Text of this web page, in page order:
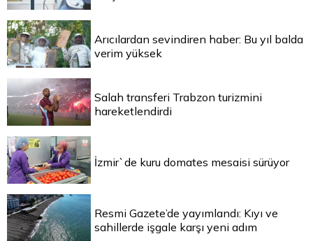
Arıcılardan sevindiren haber: Bu yıl balda
verim yüksek
Salah transferi Trabzon turizmini
hareketlendirdi
İzmir`de kuru domates mesaisi sürüyor
Resmi Gazete’de yayımlandı: Kıyı ve
sahillerde işgale karşı yeni adım